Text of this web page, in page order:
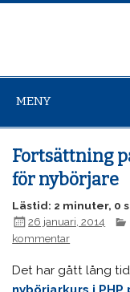
MENY
Fortsättning
för nybörjare
Lästid: 2 minuter, 0
26 januari, 2014
kommentar
Det har gått lång